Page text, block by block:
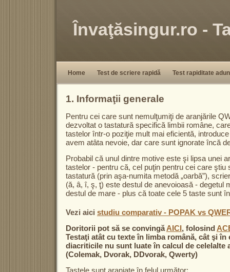
Învaţăsingur.ro -
Home Test de scriere rapidă Test rapiditate
1. Informaţii generale
Pentru cei care sunt nemulţumiţi de aranjările
dezvoltat o tastatură specifică limbii române,
tastelor într-o poziţie mult mai eficientă,
avem atâta nevoie, dar care sunt ignorate încă
Probabil că unul dintre motive este şi lipsa unei
tastelor - pentru că, cel puţin pentru cei care ştiu
tastatură (prin aşa-numita metodă „oarbă”),
(ă, â, î, ş, ţ) este destul de anevoioasă - degetul
destul de mare - plus că toate cele 5 taste sunt
Vezi aici studiu comparativ - POPAK vs
Doritorii pot să se convingăAICI, folosind
Testaţi atât cu texte în limba română, cât şi în
diacriticile nu sunt luate în calcul de celelalte
(Colemak, Dvorak, DDvorak, Qwerty)